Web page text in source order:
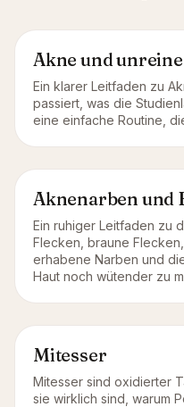
Akne und
Ein klarer Leitfaden zu
passiert, was die
eine einfache Routine,
Aknenarben und
Ein ruhiger Leitfaden zu
Flecken, braune
erhabene Narben und
Haut noch wütender zu
Mitesser
Mitesser sind oxidierter
sie wirklich sind, warum